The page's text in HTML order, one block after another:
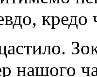
кредо
нашого